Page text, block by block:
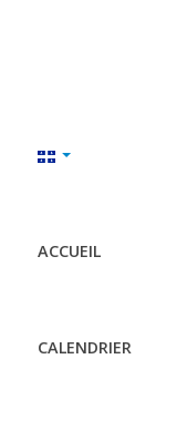
ACCUEIL
CALENDRIER